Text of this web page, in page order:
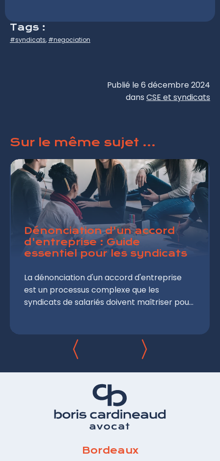
Tags :
#syndicats, #negociation
Publié le 6 décembre 2024
dans CSE et syndicats
Sur le même sujet ...
Dénonciation d'un accord
d'entreprise : Guide
essentiel pour les syndicats
La dénonciation d'un accord d'entreprise
est un processus complexe que les
syndicats de salariés doivent maîtriser pour
ordonnances Macron, la négociation au sein
des entreprises a pris une place
relations de travail. Les accords
d'entreprise, outils essentiels pour adapter
les conditions de travail, peuvent parfois
devenir obsolètes.
Bordeaux